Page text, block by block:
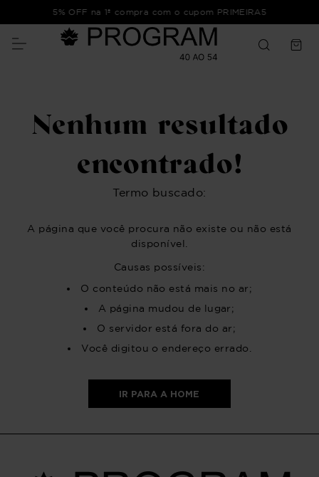
5% OFF na 1ª compra com o cupom PRIMEIRA5
Nenhum resultado
encontrado!
Termo buscado:
A página que você procura não existe ou não está
disponível.
Causas possíveis:
O conteúdo não está mais no ar;
A página mudou de lugar;
O servidor está fora do ar;
Você digitou o endereço errado.
IR PARA A HOME